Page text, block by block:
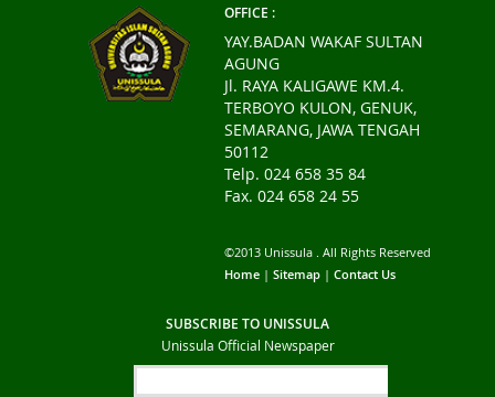
OFFICE :
YAY.BADAN WAKAF SULTAN
AGUNG
Jl. RAYA KALIGAWE KM.4.
TERBOYO KULON, GENUK,
SEMARANG, JAWA TENGAH
50112
Telp. 024 658 35 84
Fax. 024 658 24 55
©2013 Unissula . All Rights Reserved
Home |Sitemap |Contact Us
SUBSCRIBE TO UNISSULA
Unissula Official Newspaper